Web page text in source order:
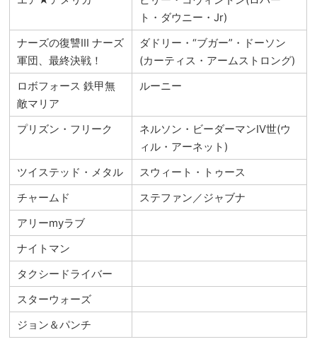
ト・ダウニー・Jr)
ナーズの復讐III ナーズ
軍団、最終決戦！
ダドリー・“ブガー”・ドーソン
(カーティス・アームストロング)
ロボフォース 鉄甲無
敵マリア
ルーニー
プリズン・フリーク
ネルソン・ビーダーマンIV世(ウ
ィル・アーネット)
ツイステッド・メタル
スウィート・トゥース
チャームド
ステファン／ジャブナ
アリーmyラブ
ナイトマン
タクシードライバー
スターウォーズ
ジョン＆パンチ